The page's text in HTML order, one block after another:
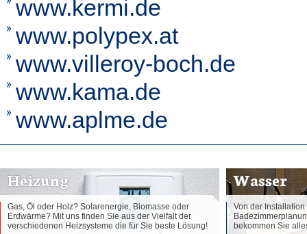
www.kermi.de
www.polypex.at
www.villeroy-boch.de
www.kama.de
www.aplme.de
Heizung
Gas, Öl oder Holz? Solarenergie, Biomasse oder
Erdwärme? Mit uns finden Sie aus der Vielfalt der
verschiedenen Heizsysteme die für Sie beste Lösung!
Wasser
Von der
bekommen Sie